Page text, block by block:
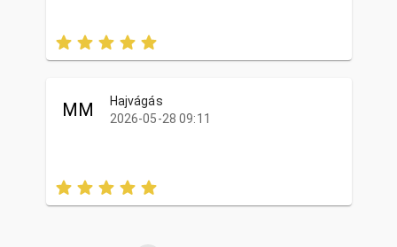
MM
Hajvágás
2026-05-28 09:11